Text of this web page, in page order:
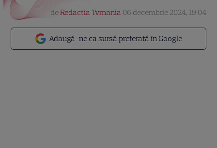
Adaugă-ne ca sursă preferată în Google
deRedactia Tvmania 06 decembrie 2024, 19:04